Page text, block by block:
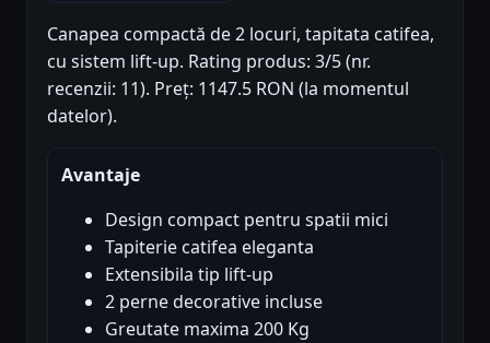
Canapea compactă de 2 locuri, tapitata catifea,
cu sistem lift-up. Rating produs: 3/5 (nr.
recenzii: 11). Preț: 1147.5 RON (la momentul
datelor).
Avantaje
Design compact pentru spatii mici
Tapiterie catifea eleganta
Extensibila tip lift-up
2 perne decorative incluse
Greutate maxima 200 Kg